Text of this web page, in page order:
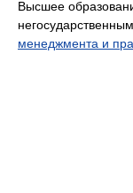
Высшее
менеджмента и